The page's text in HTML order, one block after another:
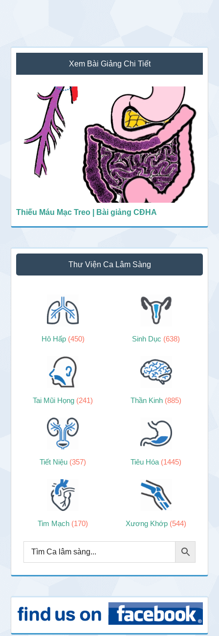
Sidebar
chính
Xem Bài Giảng Chi Tiết
Thiếu Máu Mạc Treo | Bài giảng CĐHA
Thư Viện Ca Lâm Sàng
Hô Hấp (450) Sinh Dục (638)
Tai Mũi Họng (241) Thần Kinh (885)
Tiết Niệu (357) Tiêu Hóa (1445)
Tim Mạch (170) Xương Khớp (544)